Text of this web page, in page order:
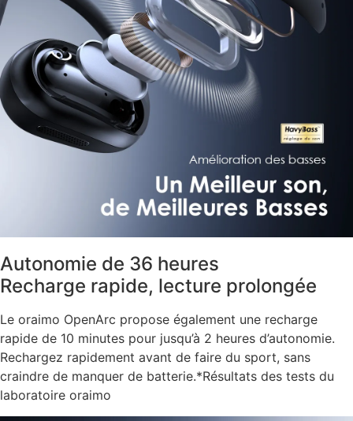
Autonomie de 36 heures
Recharge rapide, lecture prolongée
Le oraimo OpenArc propose également une recharge
rapide de 10 minutes pour jusqu’à 2 heures d’autonomie.
Rechargez rapidement avant de faire du sport, sans
craindre de manquer de batterie.*Résultats des tests du
laboratoire oraimo